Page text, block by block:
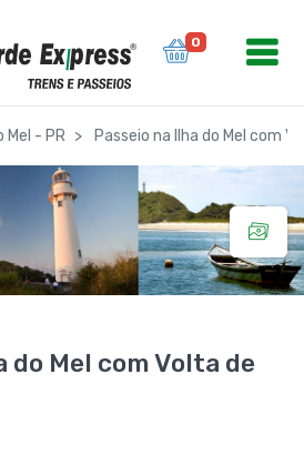
0
Mel - PR Passeio na Ilha do Mel com
do Mel com Volta de